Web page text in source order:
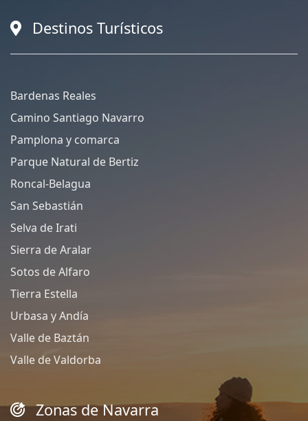
Destinos Turísticos
Bardenas Reales
Camino Santiago Navarro
Pamplona y comarca
Parque Natural de Bertiz
Roncal-Belagua
San Sebastián
Selva de Irati
Sierra de Aralar
Sotos de Alfaro
Tierra Estella
Urbasa y Andía
Valle de Baztán
Valle de Valdorba
Zonas de Navarra